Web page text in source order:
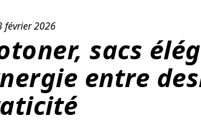
février 2026
sacs
entre